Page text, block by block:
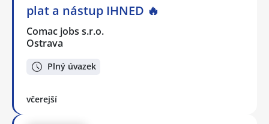
plat a nástup IHNED 🔥
Comac jobs s.r.o.
Ostrava
Plný úvazek
včerejší